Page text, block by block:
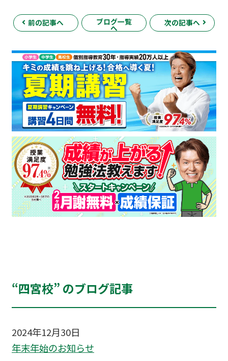
前の記事へ ブログ一覧
へ
次の記事へ
“四宮校” のブログ記事
2024年12月30日
年末年始のお知らせ